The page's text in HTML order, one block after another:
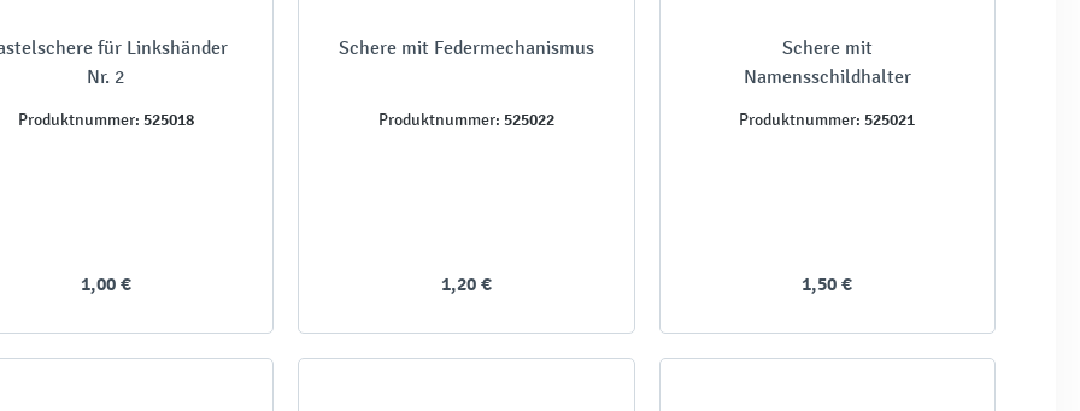
für Linkshänder
Nr. 2
Produktnummer: 525018
1,00 €
Schere mit Federmechanismus
Produktnummer: 525022
1,20 €
Schere mit
Namensschildhalter
Produktnummer: 525021
1,50 €